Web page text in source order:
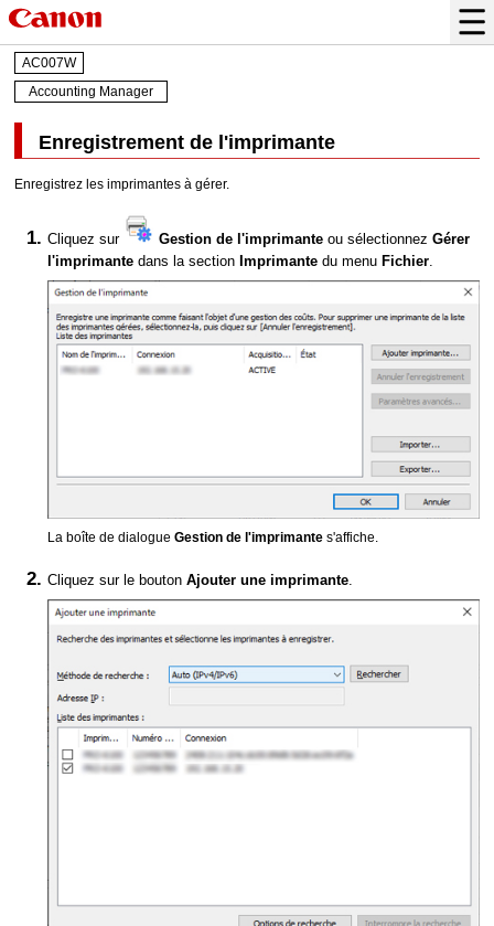
AC007W
Accounting Manager
Enregistrement de l'imprimante
Enregistrez les imprimantes à gérer.
Cliquez sur Gestion de l'imprimante ou sélectionnezGérer
l'imprimante dans la section Imprimante du menu Fichier.
La boîte de dialogueGestion de l'imprimante s'affiche.
Cliquez sur le boutonAjouter une imprimante